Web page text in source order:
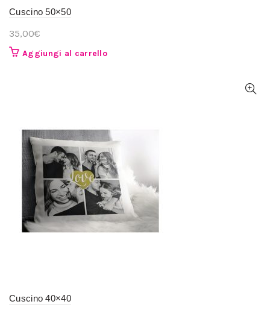
Cuscino 50×50
35,00€
Aggiungi al carrello
Cuscino 40×40